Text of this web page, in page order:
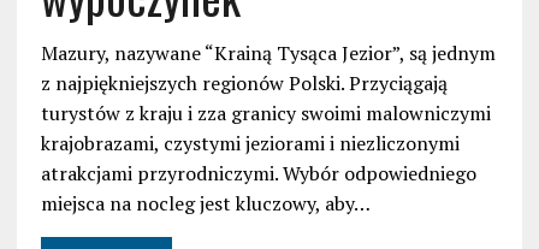
Mazury, nazywane “Krainą Tysąca Jezior”, są jednym
z najpiękniejszych regionów Polski. Przyciągają
turystów z kraju i zza granicy swoimi malowniczymi
krajobrazami, czystymi jeziorami i niezliczonymi
atrakcjami przyrodniczymi. Wybór odpowiedniego
miejsca na nocleg jest kluczowy, aby…